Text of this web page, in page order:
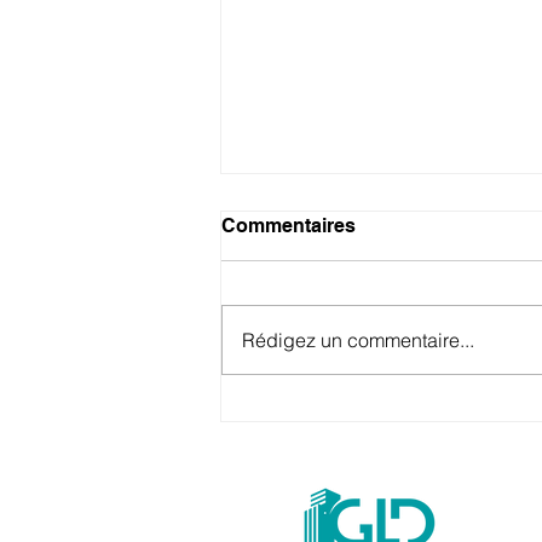
estivale
Commentaires
Rédigez un commentaire...